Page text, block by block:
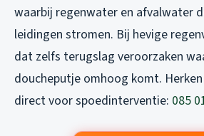
waarbij regenwater en afvalwater
leidingen stromen. Bij hevige
dat zelfs terugslag veroorzaken
doucheputje omhoog komt.
direct voor spoedinterventie: 085